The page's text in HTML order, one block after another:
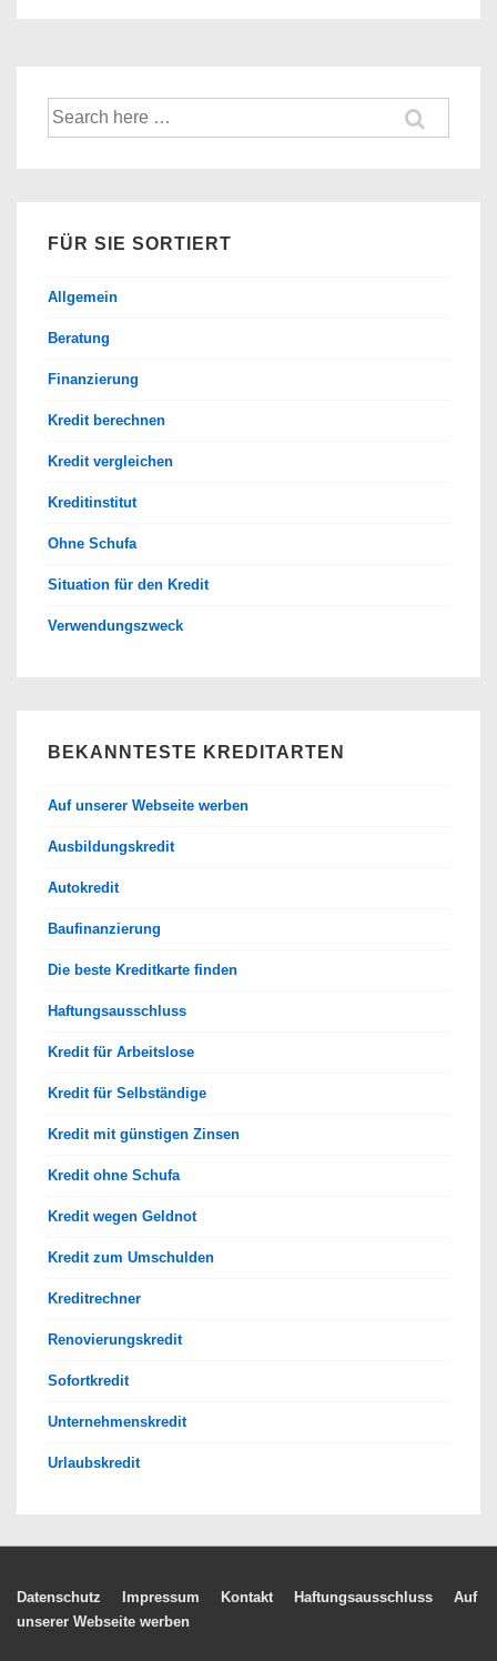
Euro
Suche
nach:
FÜR SIE SORTIERT
Allgemein
Beratung
Finanzierung
Kredit berechnen
Kredit vergleichen
Kreditinstitut
Ohne Schufa
Situation für den Kredit
Verwendungszweck
BEKANNTESTE KREDITARTEN
Auf unserer Webseite werben
Ausbildungskredit
Autokredit
Baufinanzierung
Die beste Kreditkarte finden
Haftungsausschluss
Kredit für Arbeitslose
Kredit für Selbständige
Kredit mit günstigen Zinsen
Kredit ohne Schufa
Kredit wegen Geldnot
Kredit zum Umschulden
Kreditrechner
Renovierungskredit
Sofortkredit
Unternehmenskredit
Urlaubskredit
Footer-
Datenschutz Impressum Kontakt Haftungsausschluss
Auf
unserer Webseite werben